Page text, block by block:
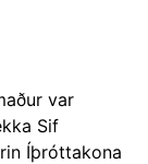
var
Sif
Íþróttakona